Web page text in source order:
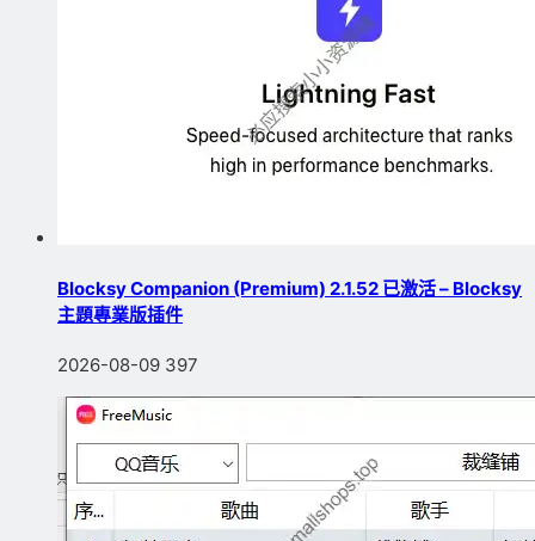
Blocksy Companion (Premium) 2.1.52 已激活 – Blocksy
主題專業版插件
2026-08-09 397